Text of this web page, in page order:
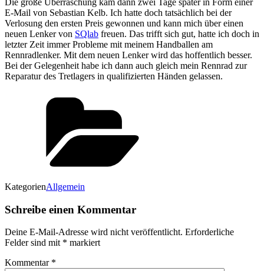
E-Mail von Sebastian Kelb. Ich hatte doch tatsächlich bei der
Verlosung den ersten Preis gewonnen und kann mich über einen
neuen Lenker von SQlab freuen. Das trifft sich gut, hatte ich doch in
letzter Zeit immer Probleme mit meinem Handballen am
Rennradlenker. Mit dem neuen Lenker wird das hoffentlich besser.
Bei der Gelegenheit habe ich dann auch gleich mein Rennrad zur
Reparatur des Tretlagers in qualifizierten Händen gelassen.
KategorienAllgemein
Schreibe einen Kommentar
Deine E-Mail-Adresse wird nicht veröffentlicht. Erforderliche
Felder sind mit * markiert
Kommentar *